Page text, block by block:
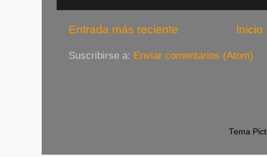
Entrada más reciente Inicio
Suscribirse a: Enviar comentarios (Atom)
Tema